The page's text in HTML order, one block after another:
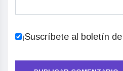
¡Suscríbete al boletín